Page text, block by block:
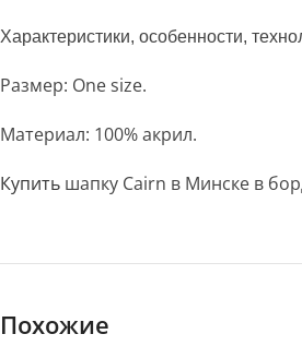
Характеристики, особенности,
Размер: One size.
Материал: 100% акрил.
Купить шапку Cairn в Минске в
Похожие